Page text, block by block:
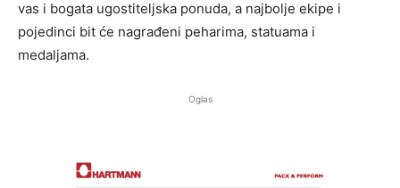
vas i bogata ugostiteljska ponuda, a najbolje ekipe i
pojedinci bit će nagrađeni peharima, statuama i
medaljama.
Oglas